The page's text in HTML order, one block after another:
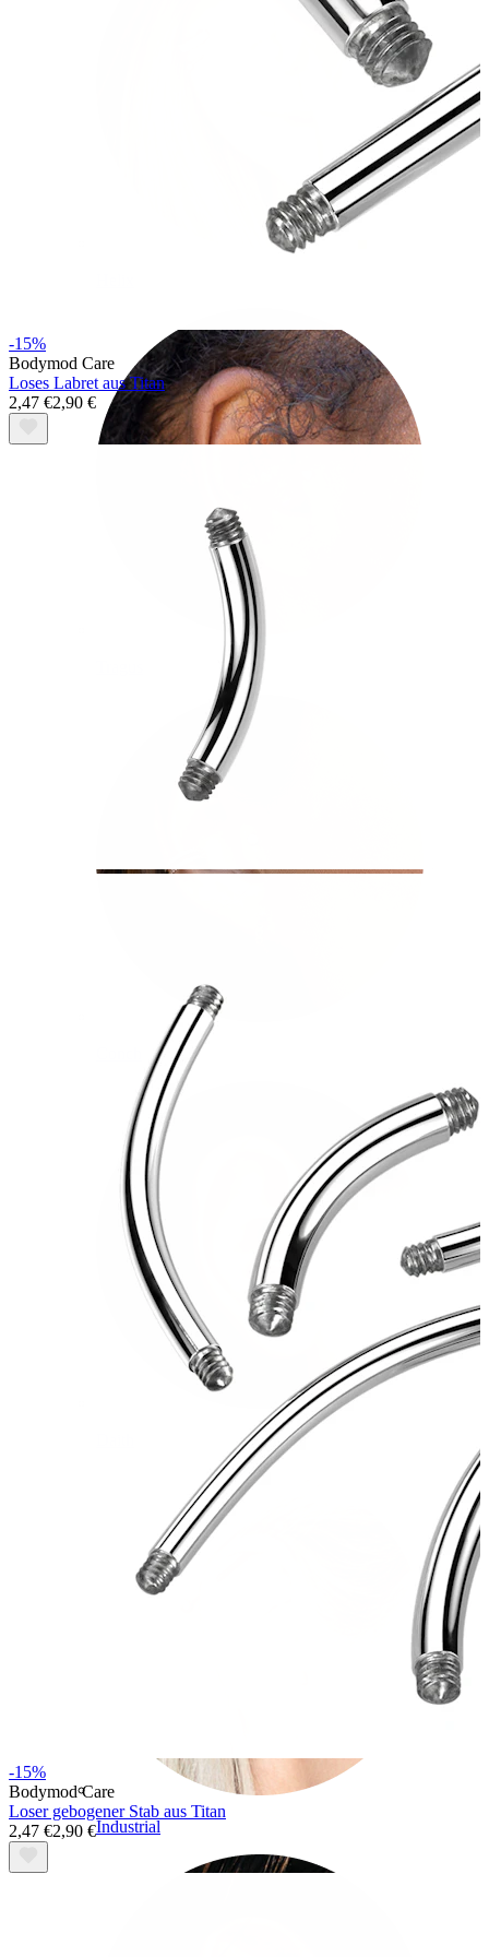
Industrial
-15%
Bodymod Care
Loses Labret aus Titan
2,47 €2,90 €
-15%
Bodymod Care
Loser gebogener Stab aus Titan
2,47 €2,90 €